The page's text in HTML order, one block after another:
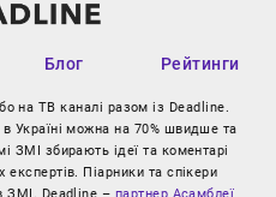
Блог Рейтинги
на ТВ каналі разом із Deadline.
Україні можна на 70% швидше та
ЗМІ збирають ідеї та коментарі
експертів. Піарники та спікери